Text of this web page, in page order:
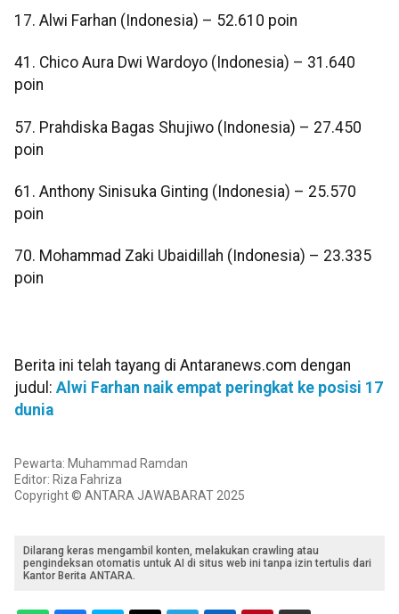
17. Alwi Farhan (Indonesia) – 52.610 poin
41. Chico Aura Dwi Wardoyo (Indonesia) – 31.640
poin
57. Prahdiska Bagas Shujiwo (Indonesia) – 27.450
poin
61. Anthony Sinisuka Ginting (Indonesia) – 25.570
poin
70. Mohammad Zaki Ubaidillah (Indonesia) – 23.335
poin
Berita ini telah tayang di Antaranews.com dengan
judul: Alwi Farhan naik empat peringkat ke posisi 17
dunia
Pewarta: Muhammad Ramdan
Editor: Riza Fahriza
Copyright © ANTARA JAWABARAT 2025
Dilarang keras mengambil konten, melakukan crawling atau
pengindeksan otomatis untuk AI di situs web ini tanpa izin tertulis dari
Kantor Berita ANTARA.